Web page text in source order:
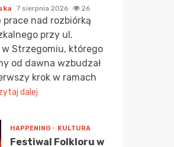
7 sierpnia 2026 26
prace nad rozbiórką
przy ul.
Strzegomiu, którego
od dawna wzbudzał
krok w ramach
dalej
HAPPENING KULTURA
Festiwal Folkloru w